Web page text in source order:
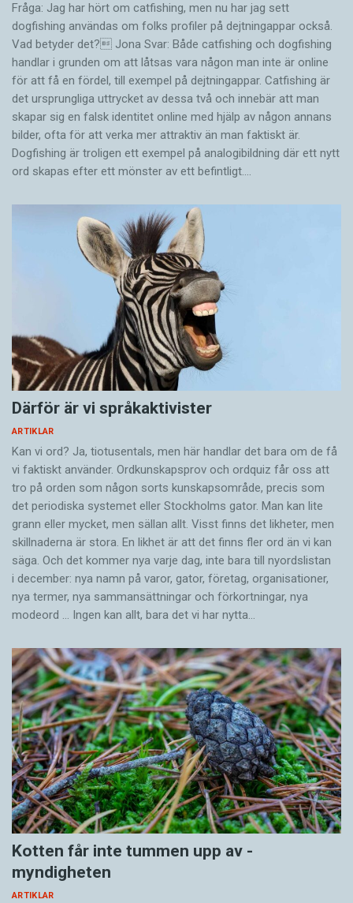
Fråga: Jag har hört om catfishing, men nu har jag sett
dogfishing användas om folks profiler på dejtningappar också.
Vad betyder det? Jona Svar: Både catfishing och dogfishing
handlar i grunden om att låtsas vara någon man inte är online
för att få en fördel, till exempel på dejtningappar. Catfishing är
det ursprungliga uttrycket av dessa två och innebär att man
skapar sig en falsk identitet online med hjälp av någon annans
bilder, ofta för att verka mer attraktiv än man faktiskt är.
Dogfishing är troligen ett exempel på analogibildning där ett nytt
ord skapas efter ett mönster av ett befintligt.…
Därför är vi språkaktivister
ARTIKLAR
Kan vi ord? Ja, tiotusentals, men här handlar det bara om de få
vi faktiskt använder. Ordkunskapsprov och ordquiz får oss att
tro på orden som någon sorts kunskapsområde, precis som
det periodiska systemet eller Stockholms gator. Man kan lite
grann eller mycket, men sällan allt. Visst finns det likheter, men
skillnaderna är stora. En likhet är att det finns fler ord än vi kan
säga. Och det kommer nya varje dag, inte bara till nyordslistan
i december: nya namn på varor, gator, företag, organisationer,
nya termer, nya samman­sättningar och förkortningar, nya
modeord … Ingen kan allt, bara det vi har nytta…
Kotten får inte tummen upp av ­
myndigheten
ARTIKLAR